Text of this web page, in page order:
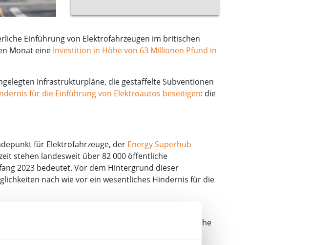
Einführung von Elektrofahrzeugen im britischen
Monat eine Investition in Höhe von 63 Millionen Pfund in
Infrastrukturpläne, die gestaffelte Subventionen
für die Einführung von Elektroautos beseitigen: die
für Elektrofahrzeuge, der Energy Superhub
stehen landesweit über 82 000 öffentliche
2023 bedeutet. Vor dem Hintergrund dieser
nach wie vor ein wesentliches Hindernis für die
für Elektrofahrzeuge, insbesondere für
Verteilung, unzuverlässige Systeme und hohe
da Fahrer darauf vertrauen müssen, dass